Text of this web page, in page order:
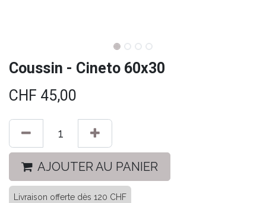
Coussin - Cineto 60x30
CHF 45,00
AJOUTER AU PANIER
Livraison offerte dès 120 CHF